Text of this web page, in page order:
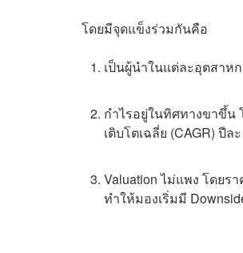
โดยมีจุดแข็งร่วมกันคือ
เป็นผู้นำในแต่ละอุตสาห
กำไรอยู่ในทิศทางขาขึ้น
เติบโตเฉลี่ย (CAGR) ปีล
Valuation ไม่แพง โดยร
ทำให้มองเริ่มมี